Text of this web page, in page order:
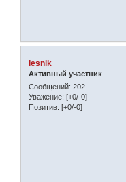
lesnik
Активный участник
Сообщений: 202
Уважение: [+0/-0]
Позитив: [+0/-0]